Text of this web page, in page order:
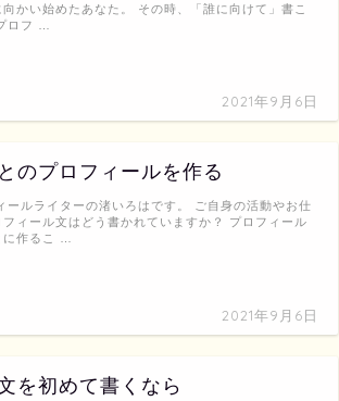
2021年9月6日
かい始めたあなた。 その時、「誰に向けて」書こ
ロフ …
のプロフィールを作る
2021年9月6日
ールライターの渚いろはです。 ご自身の活動やお仕
ィール文はどう書かれていますか？ プロフィール
に作るこ …
を初めて書くなら